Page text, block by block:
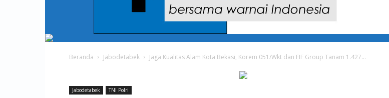
Beranda Jabodetabek Jaga Kualitas Alam Kota Bekasi, Korem 051/Wkt dan FIF Group Tanam 1.427...
Jabodetabek TNI Polri